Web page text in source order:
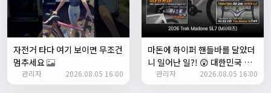
너무 추워요
2/10/2025
부두게이 BRBR09:54:20
잔차나라 화이팅!!
관리자10:15:31
감사합니다 파이팅!!!!
자전거 타다 여기 보이면 무조건
멈추세요
관리자 2026.08.05 16:00
마돈에 하이퍼 핸들바를 달았더
니 일어난 일?! 😲 대한민국 유
일무이 커스텀 마돈 SL7 등장!
관리자 2026.08.05 16:00